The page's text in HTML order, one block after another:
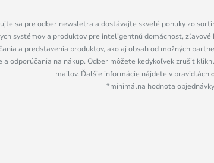
sa pre odber newsletra a dostávajte skvelé ponuky zo
systémov a produktov pre inteligentnú domácnosť, zľavové
a predstavenia produktov, ako aj obsah od možných
a odporúčania na nákup. Odber môžete kedykoľvek zrušiť
mailov. Ďalšie informácie nájdete v pravidlách
*minimálna hodnota